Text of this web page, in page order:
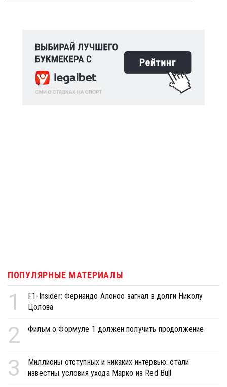
ПОПУЛЯРНЫЕ МАТЕРИАЛЫ
1
F1-Insider: Фернандо Алонсо загнал в долги Николу
Цолова
2 Фильм о Формуле 1 должен получить продолжение
3
Миллионы отступных и никаких интервью: стали
известны условия ухода Марко из Red Bull